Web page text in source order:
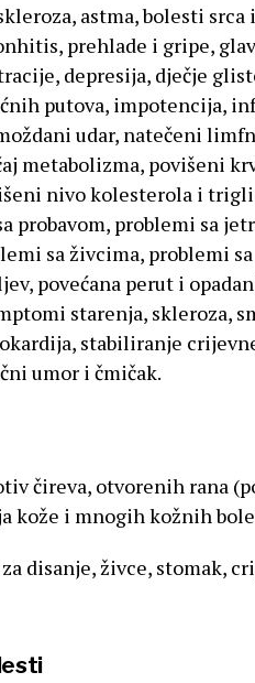
astma, bolesti srca
prehlade i gripe,
depresija, dječje
putova, impotencija,
udar, natečeni
metabolizma, povišeni
nivo kolesterola i
probavom, problemi sa
sa živcima, problemi sa
povećana perut i
starenja, skleroza,
stabiliranje
umor i čmičak.
čireva, otvorenih rana
kože i mnogih kožnih
disanje, živce, stomak,